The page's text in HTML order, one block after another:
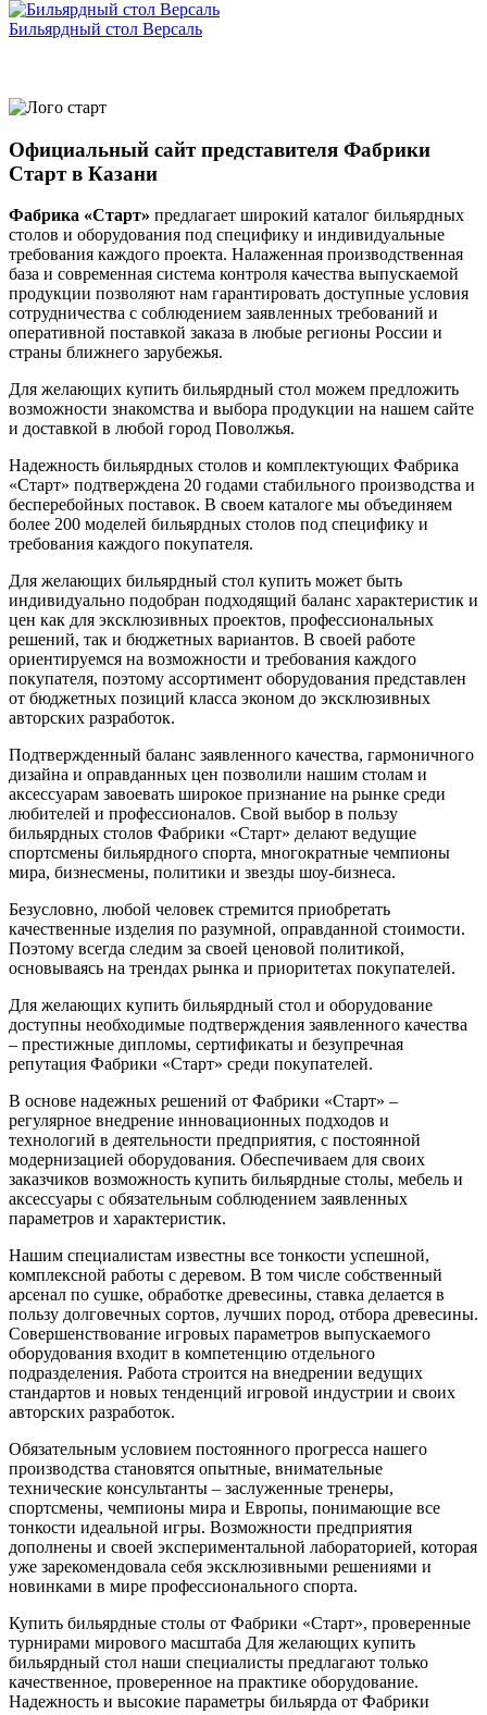
Бильярдный стол Версаль
Официальный сайт представителя Фабрики
Старт в Казани
Фабрика «Старт» предлагает широкий каталог бильярдных
столов и оборудования под специфику и индивидуальные
требования каждого проекта. Налаженная производственная
база и современная система контроля качества выпускаемой
продукции позволяют нам гарантировать доступные условия
сотрудничества с соблюдением заявленных требований и
оперативной поставкой заказа в любые регионы России и
страны ближнего зарубежья.
Для желающих купить бильярдный стол можем предложить
возможности знакомства и выбора продукции на нашем сайте
и доставкой в любой город Поволжья.
Надежность бильярдных столов и комплектующих Фабрика
«Старт» подтверждена 20 годами стабильного производства и
бесперебойных поставок. В своем каталоге мы объединяем
более 200 моделей бильярдных столов под специфику и
требования каждого покупателя.
Для желающих бильярдный стол купить может быть
индивидуально подобран подходящий баланс характеристик и
цен как для эксклюзивных проектов, профессиональных
решений, так и бюджетных вариантов. В своей работе
ориентируемся на возможности и требования каждого
покупателя, поэтому ассортимент оборудования представлен
от бюджетных позиций класса эконом до эксклюзивных
авторских разработок.
Подтвержденный баланс заявленного качества, гармоничного
дизайна и оправданных цен позволили нашим столам и
аксессуарам завоевать широкое признание на рынке среди
любителей и профессионалов. Свой выбор в пользу
бильярдных столов Фабрики «Старт» делают ведущие
спортсмены бильярдного спорта, многократные чемпионы
мира, бизнесмены, политики и звезды шоу-бизнеса.
Безусловно, любой человек стремится приобретать
качественные изделия по разумной, оправданной стоимости.
Поэтому всегда следим за своей ценовой политикой,
основываясь на трендах рынка и приоритетах покупателей.
Для желающих купить бильярдный стол и оборудование
доступны необходимые подтверждения заявленного качества
– престижные дипломы, сертификаты и безупречная
репутация Фабрики «Старт» среди покупателей.
В основе надежных решений от Фабрики «Старт» –
регулярное внедрение инновационных подходов и
технологий в деятельности предприятия, с постоянной
модернизацией оборудования. Обеспечиваем для своих
заказчиков возможность купить бильярдные столы, мебель и
аксессуары с обязательным соблюдением заявленных
параметров и характеристик.
Нашим специалистам известны все тонкости успешной,
комплексной работы с деревом. В том числе собственный
арсенал по сушке, обработке древесины, ставка делается в
пользу долговечных сортов, лучших пород, отбора древесины.
Совершенствование игровых параметров выпускаемого
оборудования входит в компетенцию отдельного
подразделения. Работа строится на внедрении ведущих
стандартов и новых тенденций игровой индустрии и своих
авторских разработок.
Обязательным условием постоянного прогресса нашего
производства становятся опытные, внимательные
технические консультанты – заслуженные тренеры,
спортсмены, чемпионы мира и Европы, понимающие все
тонкости идеальной игры. Возможности предприятия
дополнены и своей экспериментальной лабораторией, которая
уже зарекомендовала себя эксклюзивными решениями и
новинками в мире профессионального спорта.
Купить бильярдные столы от Фабрики «Старт», проверенные
турнирами мирового масштаба Для желающих купить
бильярдный стол наши специалисты предлагают только
качественное, проверенное на практике оборудование.
Надежность и высокие параметры бильярда от Фабрики